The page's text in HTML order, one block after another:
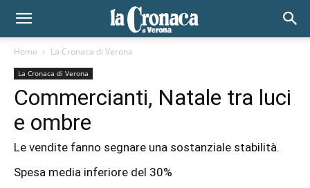
Home La Cronaca di Verona
La Cronaca di Verona
Commercianti, Natale tra luci
e ombre
Le vendite fanno segnare una sostanziale stabilità.
Spesa media inferiore del 30%